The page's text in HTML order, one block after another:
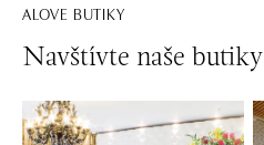
ALOVE BUTIKY
Navštívte naše butiky